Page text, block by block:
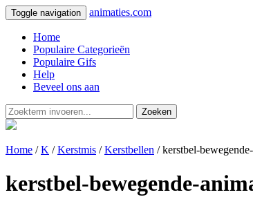
Toggle navigation animaties.com
Home
Populaire Categorieën
Populaire Gifs
Help
Beveel ons aan
Zoeken
Home /K /Kerstmis /Kerstbellen / kerstbel-
kerstbel-bewegende-